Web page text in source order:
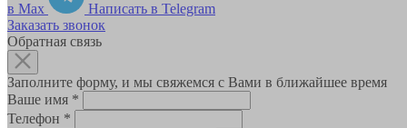
в Max
Написать в Telegram
Заказать звонок
Обратная связь
Заполните форму, и мы свяжемся с Вами в ближайшее время
Ваше имя *
Телефон *